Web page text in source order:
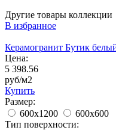
Другие товары коллекции
В избранное
Керамогранит Бутик
Цена:
5 398.56
руб/м2
Купить
Размер:
600x1200
600x600
Тип поверхности: